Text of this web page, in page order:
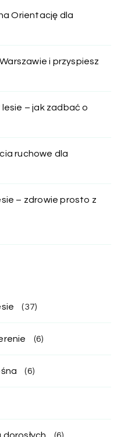
Orientację dla
i przyspiesz
– jak zadbać o
ruchowe dla
– zdrowie prosto z
(37)
(6)
(6)